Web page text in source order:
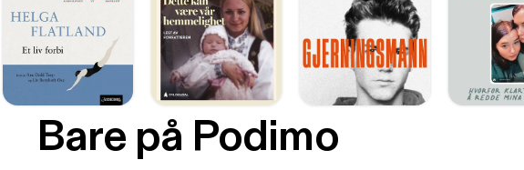
Bare på Podimo